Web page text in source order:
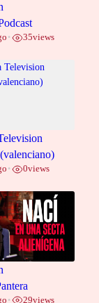
• 35views
• 0views
• 29views